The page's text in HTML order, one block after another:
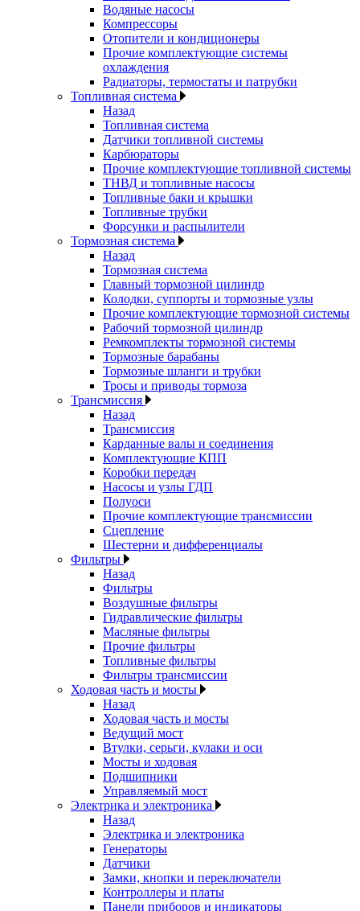
Водяные насосы
Компрессоры
Отопители и кондиционеры
Прочие комплектующие системы
охлаждения
Радиаторы, термостаты и патрубки
Топливная система
Назад
Топливная система
Датчики топливной системы
Карбюраторы
Прочие комплектующие топливной системы
ТНВД и топливные насосы
Топливные баки и крышки
Топливные трубки
Форсунки и распылители
Тормозная система
Назад
Тормозная система
Главный тормозной цилиндр
Колодки, суппорты и тормозные узлы
Прочие комплектующие тормозной системы
Рабочий тормозной цилиндр
Ремкомплекты тормозной системы
Тормозные барабаны
Тормозные шланги и трубки
Тросы и приводы тормоза
Трансмиссия
Назад
Трансмиссия
Карданные валы и соединения
Комплектующие КПП
Коробки передач
Насосы и узлы ГДП
Полуоси
Прочие комплектующие трансмиссии
Сцепление
Шестерни и дифференциалы
Фильтры
Назад
Фильтры
Воздушные фильтры
Гидравлические фильтры
Масляные фильтры
Прочие фильтры
Топливные фильтры
Фильтры трансмиссии
Ходовая часть и мосты
Назад
Ходовая часть и мосты
Ведущий мост
Втулки, серьги, кулаки и оси
Мосты и ходовая
Подшипники
Управляемый мост
Электрика и электроника
Назад
Электрика и электроника
Генераторы
Датчики
Замки, кнопки и переключатели
Контроллеры и платы
Панели приборов и индикаторы